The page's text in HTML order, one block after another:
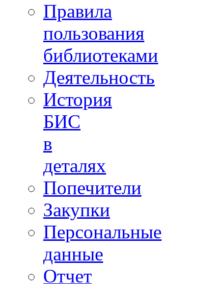
Правила
пользования
библиотеками
Деятельность
История
БИС
в
деталях
Попечители
Закупки
Персональные
данные
Отчет